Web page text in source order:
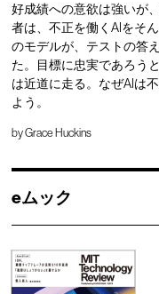
好成績への意欲は強いが
者は、不正を働くAIをそ
のモデルが、テストの答
た。目標に忠実であろう
は近道に走る。なぜAIは
よう。
byGrace Huckins
eムック